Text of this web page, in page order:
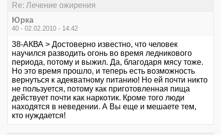
Re: Лечение ожирения
Юрка
40 - 02.02.2010 - 14:42
38-АКВА > Достоверно известно, что человек
научился разводить огонь во время ледникового
периода, потому и выжил. Да, благодаря мясу тоже.
Но это время прошло, и теперь есть возможность
вернуться к адекватному питанию! Но ей почти никто
не пользуется, потому как приготовленная пища
действует почти как наркотик. Кроме того люди
находятся в неведении. А Вы еще и мешаете тем,
кто нуждается!